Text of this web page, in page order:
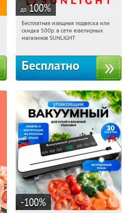
до 100%
13:50:59 Получили:
Россия
Бесплатная изящная подвеска или
скидка 500р. в сети ювелирных
магазинов SUNLIGHT
Бесплатно
-100%